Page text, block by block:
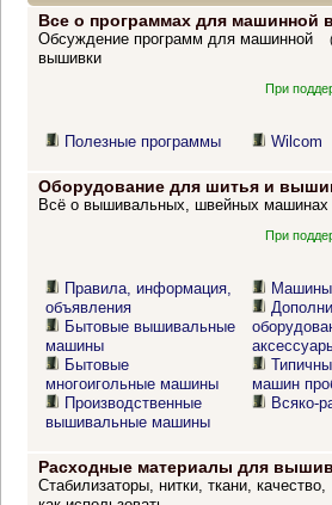
Все о программах для машинной
Обсуждение программ для машинной
вышивки
При
Полезные программы Wilcom
Оборудование для шитья и
Всё о вышивальных, швейных машинах
При
Правила, информация,
объявления
Бытовые вышивальные
машины
Бытовые
многоигольные машины
Производственные
вышивальные машины
машин
Всяко-
Расходные материалы для
Стабилизаторы, нитки, ткани, качество,